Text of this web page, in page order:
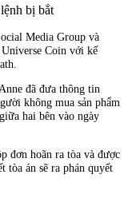
bị bắt
Media Group và
Coin với kế
đã đưa thông tin
không mua sản phẩm
hai bên vào ngày
đơn hoãn ra tòa và được
tòa án sẽ ra phán quyết